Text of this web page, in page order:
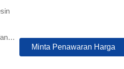
Minta Penawaran Harga